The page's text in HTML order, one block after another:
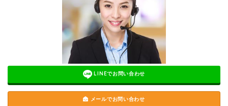
LINEでお問い合わせ
メールでお問い合わせ